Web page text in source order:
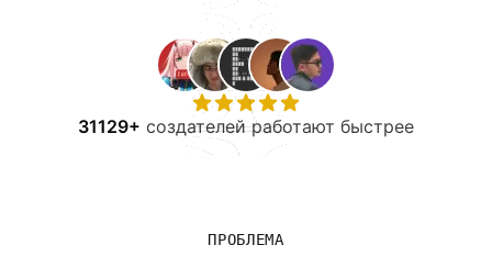
31129+ создателей работают быстрее
ПРОБЛЕМА